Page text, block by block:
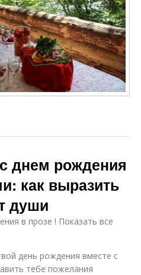
днем рождения
как выразить
души
в прозе ! Показать все
день рождения вместе с
тебе пожелания